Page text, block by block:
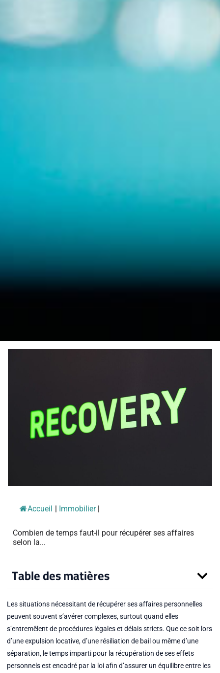
Accueil | Immobilier |
Combien de temps faut-il pour récupérer ses affaires
selon la...
Table des matières
Les situations nécessitant de récupérer ses affaires personnelles
peuvent souvent s’avérer complexes, surtout quand elles
s’entremêlent de procédures légales et délais stricts. Que ce soit lors
d’une expulsion locative, d’une résiliation de bail ou même d’une
séparation, le temps imparti pour la récupération de ses effets
personnels est encadré par la loi afin d’assurer un équilibre entre les